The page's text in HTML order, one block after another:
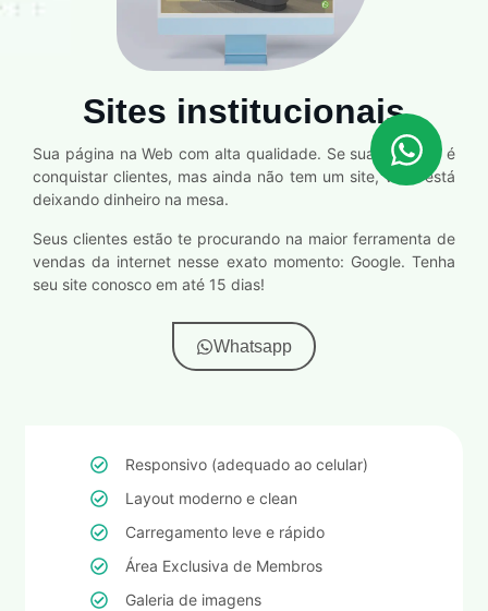
Sites institucionais
Sua página na Web com alta qualidade. Se sua intenção é
conquistar clientes, mas ainda não tem um site, você está
deixando dinheiro na mesa.
Seus clientes estão te procurando na maior ferramenta de
vendas da internet nesse exato momento: Google. Tenha
seu site conosco em até 15 dias!
Whatsapp
Responsivo (adequado ao celular)
Layout moderno e clean
Carregamento leve e rápido
Área Exclusiva de Membros
Galeria de imagens